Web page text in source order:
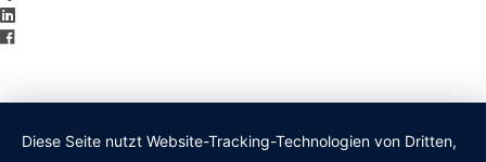
Diese Seite nutzt Website-Tracking-Technologien von Dritten,